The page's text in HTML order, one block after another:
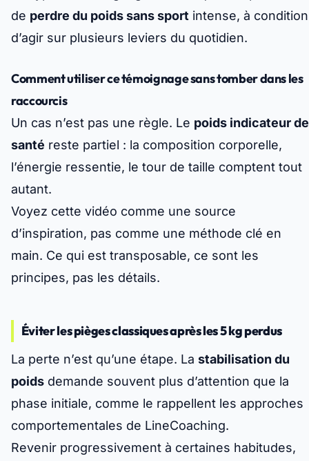
de perdre du poids sans sport intense, à condition
d’agir sur plusieurs leviers du quotidien.
Comment utiliser ce témoignage sans tomber dans les
raccourcis
Un cas n’est pas une règle. Le poids indicateur de
santé reste partiel : la composition corporelle,
l’énergie ressentie, le tour de taille comptent tout
autant.
Voyez cette vidéo comme une source
d’inspiration, pas comme une méthode clé en
main. Ce qui est transposable, ce sont les
principes, pas les détails.
Éviter les pièges classiques après les 5 kg perdus
La perte n’est qu’une étape. La stabilisation du
poids demande souvent plus d’attention que la
phase initiale, comme le rappellent les approches
comportementales de LineCoaching.
Revenir progressivement à certaines habitudes,